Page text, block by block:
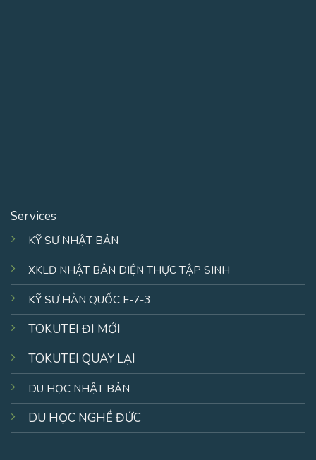
Services
KỸ SƯ NHẬT BẢN
XKLĐ NHẬT BẢN DIỆN THỰC TẬP SINH
KỸ SƯ HÀN QUỐC E-7-3
TOKUTEI ĐI MỚI
TOKUTEI QUAY LẠI
DU HỌC NHẬT BẢN
DU HỌC NGHỀ ĐỨC